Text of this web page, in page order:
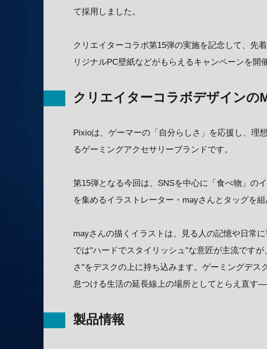
て採用しました。
クリエイターコラボ第15弾の実施を記念して、先
リジナルPC壁紙などがもらえるキャンペーンを開
クリエイターコラボデザインの
Pixioは、ゲーマーの「自分らしさ」を応援し、理
るゲーミングアクセサリーブランドです。
第15弾となる今回は、SNSを中心に「食べ物」の
を集めるイラストレーター・mayさんとタッグを組
mayさんの描くイラストは、見る人の記憶や日常
では"ハードでスタイリッシュ"な意匠が主流です
さ"をデスクの上に持ち込みます。ゲーミングデス
息つける生活の延長線上の場所としてとらえ直す
製品情報